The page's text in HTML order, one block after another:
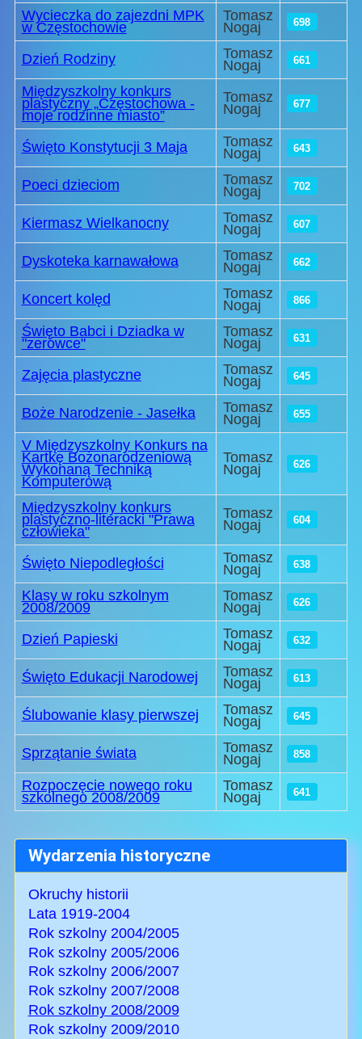
Wycieczka do zajezdni MPK
w Częstochowie
Tomasz
Nogaj 698
Dzień Rodziny Tomasz
Nogaj 661
Międzyszkolny konkurs
plastyczny „Częstochowa -
moje rodzinne miasto”
Tomasz
Nogaj 677
Święto Konstytucji 3 Maja Tomasz
Nogaj 643
Poeci dzieciom Tomasz
Nogaj 702
Kiermasz Wielkanocny Tomasz
Nogaj 607
Dyskoteka karnawałowa Tomasz
Nogaj 662
Koncert kolęd Tomasz
Nogaj 866
Święto Babci i Dziadka w
"zerówce"
Tomasz
Nogaj 631
Zajęcia plastyczne Tomasz
Nogaj 645
Boże Narodzenie - Jasełka Tomasz
Nogaj 655
V Międzyszkolny Konkurs na
Kartkę Bożonarodzeniową
Wykonaną Techniką
Komputerową
Tomasz
Nogaj 626
Międzyszkolny konkurs
plastyczno-literacki "Prawa
człowieka"
Tomasz
Nogaj 604
Święto Niepodległości Tomasz
Nogaj 638
Klasy w roku szkolnym
2008/2009
Tomasz
Nogaj 626
Dzień Papieski Tomasz
Nogaj 632
Święto Edukacji Narodowej Tomasz
Nogaj 613
Ślubowanie klasy pierwszej Tomasz
Nogaj 645
Sprzątanie świata Tomasz
Nogaj 858
Rozpoczęcie nowego roku
szkolnego 2008/2009
Tomasz
Nogaj 641
Wydarzenia historyczne
Okruchy historii
Lata 1919-2004
Rok szkolny 2004/2005
Rok szkolny 2005/2006
Rok szkolny 2006/2007
Rok szkolny 2007/2008
Rok szkolny 2008/2009
Rok szkolny 2009/2010